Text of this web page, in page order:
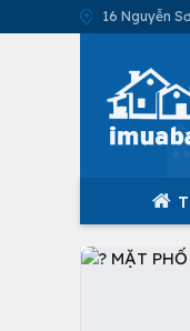
16 Nguyễn